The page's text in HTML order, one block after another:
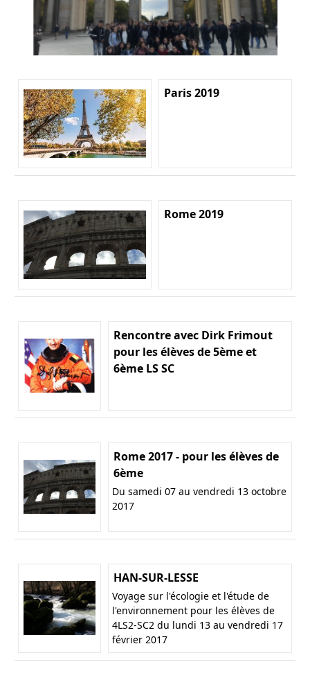
Paris 2019
Rome 2019
Rencontre avec Dirk Frimout
pour les élèves de 5ème et
6ème LS SC
Rome 2017 - pour les élèves de
6ème
Du samedi 07 au vendredi 13 octobre
2017
HAN-SUR-LESSE
Voyage sur l'écologie et l'étude de
l'environnement pour les élèves de
4LS2-SC2 du lundi 13 au vendredi 17
février 2017